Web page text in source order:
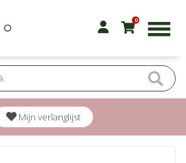
0
Mijn verlanglijst